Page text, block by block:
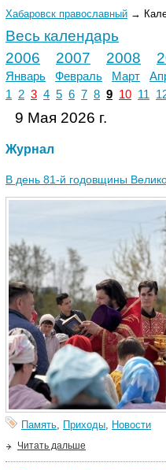
Хабаровск православный →
Весь календарь
2006
2007 2008
Январь Февраль Март
1
2 3 4 5 6 7 8 9 10 11
9 Мая 2026 г.
Журнал
В день 81-й годовщины
Память, Приходы, Новости
Читать дальше